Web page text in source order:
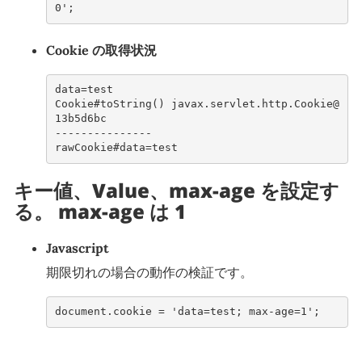
0' ;
Cookie の取得状況
data=test
Cookie#toString() javax.servlet.http.Cookie@
13b5d6bc
---------------
rawCookie#data=test
キー値、Value、max-age を設定す
る。 max-age は 1
Javascript
期限切れの場合の動作の検証です。
document . cookie = 'data=test; max-age=1' ;